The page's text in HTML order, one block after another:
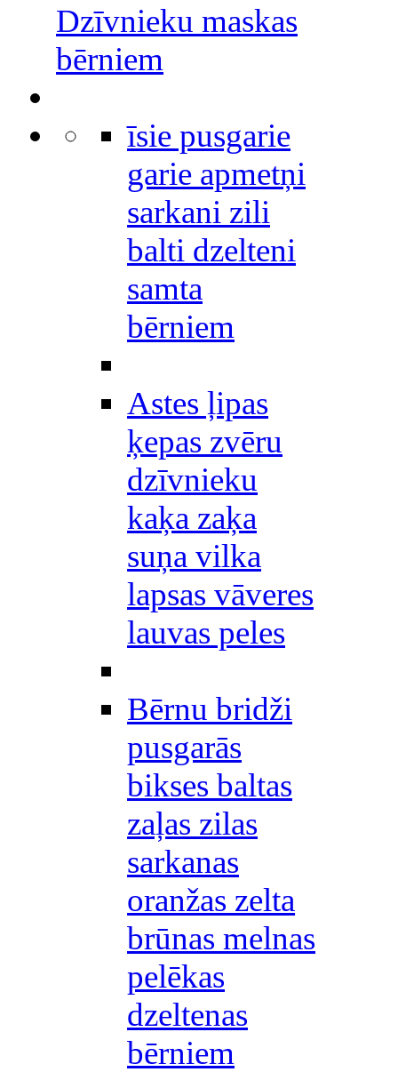
Dzīvnieku maskas
bērniem
īsie pusgarie
garie apmetņi
sarkani zili
balti dzelteni
samta
bērniem
Astes ļipas
ķepas zvēru
dzīvnieku
kaķa zaķa
suņa vilka
lapsas vāveres
lauvas peles
Bērnu bridži
pusgarās
bikses baltas
zaļas zilas
sarkanas
oranžas zelta
brūnas melnas
pelēkas
dzeltenas
bērniem